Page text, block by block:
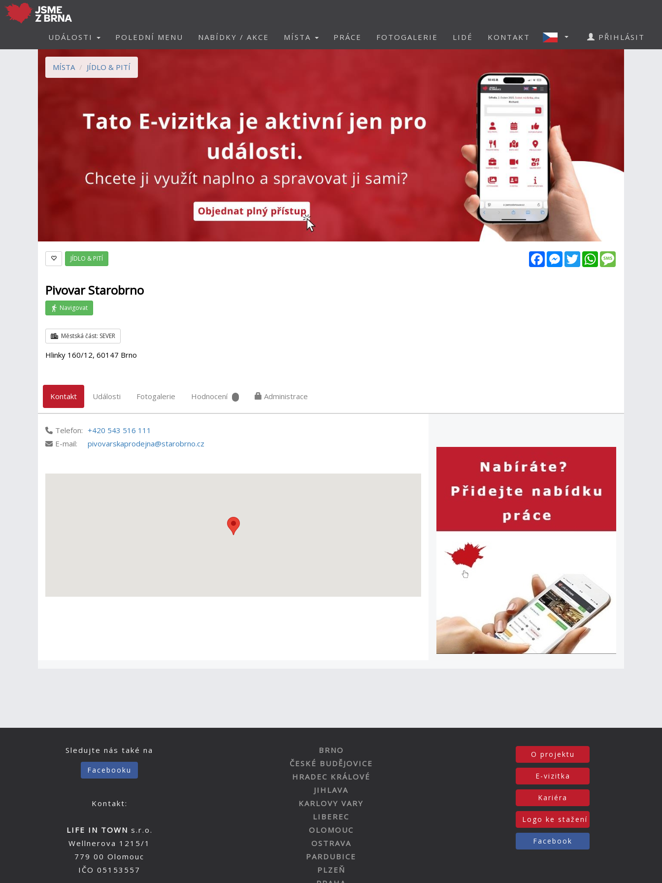
UDÁLOSTI POLEDNÍ MENU NABÍDKY / AKCE MÍSTA PRÁCE FOTOGALERIE LIDÉ KONTAKT PŘIHLÁSIT
MÍSTA JÍDLO & PITÍ
FacebookMessenger
TwitterWhatsApp
JÍDLO & PITÍ
Pivovar Starobrno
Navigovat
Městská část: SEVER
Hlinky 160/12, 60147 Brno
Kontakt Události Fotogalerie Hodnocení Administrace
Telefon: +420 543 516 111
E-mail:
pivovarskaprodejna@starobrno.cz
Sledujte nás také na
Facebooku
Kontakt:
LIFE IN TOWN s.r.o.
Wellnerova 1215/1
779 00 Olomouc
IČO 05153557
BRNO
ČESKÉ BUDĚJOVICE
HRADEC KRÁLOVÉ
JIHLAVA
KARLOVY VARY
LIBEREC
OLOMOUC
OSTRAVA
PARDUBICE
PLZEŇ
O projektu
E-vizitka
Kariéra
Logo ke stažení
Facebook